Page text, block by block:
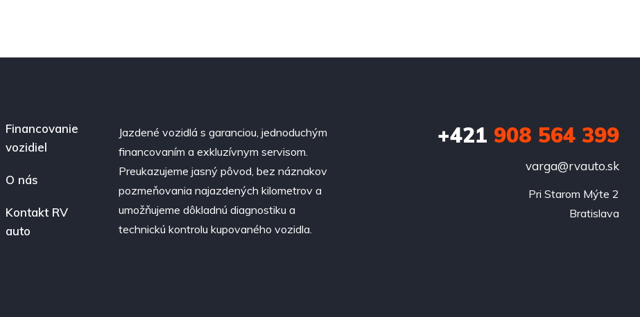
Financovanie
vozidiel
O nás
Kontakt RV
auto
Jazdené vozidlá s garanciou, jednoduchým
financovaním a exkluzívnym servisom.
Preukazujeme jasný pôvod, bez náznakov
pozmeňovania najazdených kilometrov a
umožňujeme dôkladnú diagnostiku a
technickú kontrolu kupovaného vozidla.
+421 908 564 399
varga@rvauto.sk
Pri Starom Mýte 2
Bratislava